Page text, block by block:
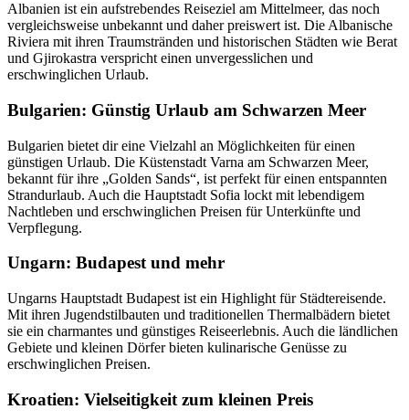
Albanien ist ein aufstrebendes Reiseziel am Mittelmeer, das noch
vergleichsweise unbekannt und daher preiswert ist. Die Albanische
Riviera mit ihren Traumstränden und historischen Städten wie Berat
und Gjirokastra verspricht einen unvergesslichen und
erschwinglichen Urlaub.
Bulgarien: Günstig Urlaub am Schwarzen Meer
Bulgarien bietet dir eine Vielzahl an Möglichkeiten für einen
günstigen Urlaub. Die Küstenstadt Varna am Schwarzen Meer,
bekannt für ihre „Golden Sands“, ist perfekt für einen entspannten
Strandurlaub. Auch die Hauptstadt Sofia lockt mit lebendigem
Nachtleben und erschwinglichen Preisen für Unterkünfte und
Verpflegung.
Ungarn: Budapest und mehr
Ungarns Hauptstadt Budapest ist ein Highlight für Städtereisende.
Mit ihren Jugendstilbauten und traditionellen Thermalbädern bietet
sie ein charmantes und günstiges Reiseerlebnis. Auch die ländlichen
Gebiete und kleinen Dörfer bieten kulinarische Genüsse zu
erschwinglichen Preisen​.
Kroatien: Vielseitigkeit zum kleinen Preis